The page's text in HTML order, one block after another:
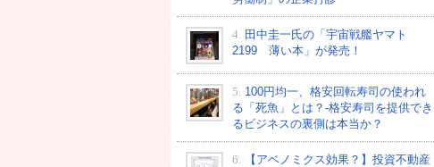
4. 田中圭一氏の「宇宙戦艦ヤマト
2199 薄い本」が発売！
5. 100円均一、格安回転寿司の使われ
る「死魚」とは？-格安寿司を提供でき
るビジネスの裏側は本当か？
6.
【アベノミクス効果？】投資不動産